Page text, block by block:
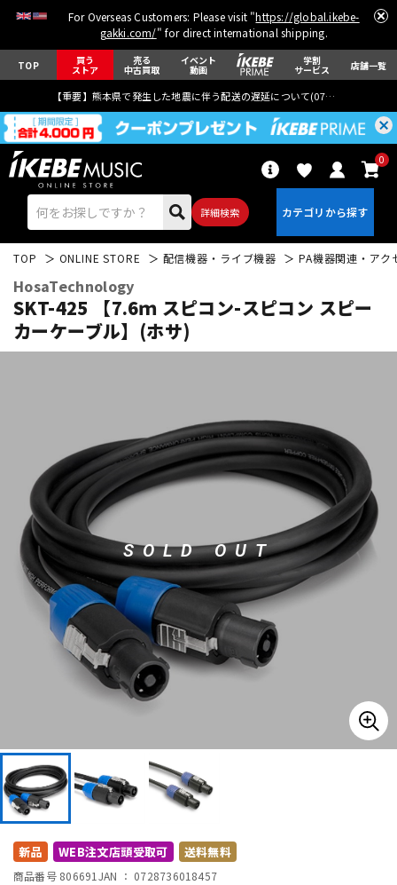
For Overseas Customers: Please visit "https://global.ikebe-
gakki.com/" for direct international shipping.
TOP 買う
ストア
売る
中古買取
イベント
動画
学割
サービス 店舗一覧
【重要】熊本県で発生した地震に伴う配送の遅延について(07月29日
詳細検索
0
ウクレレ
ドラム パーカッション
キーボード 電子ピアノ
管楽器 その他楽器
アンプ
DTM オンライン納品
配信/ライブ機器
TOP ONLINE STORE 配信機器・ライブ機器 PA機器関連・アク
HosaTechnology
SKT-425 【7.6ｍ スピコン-スピコン スピー
カーケーブル】(ホサ)
SOLD OUT
新品 WEB注文店頭受取可 送料無料
商品番号 806691 JAN ： 0728736018457